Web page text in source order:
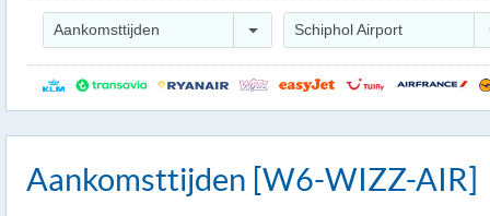
Aankomsttijden Schiphol Airport
Aankomsttijden [W6-WIZZ-AIR]